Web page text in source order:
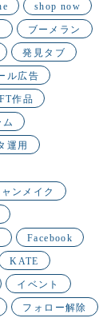
shop now
ブーメラン
発見タブ
ル広告
作品
ム
運用
ンメイク
Facebook
KATE
イベント
フォロー解除